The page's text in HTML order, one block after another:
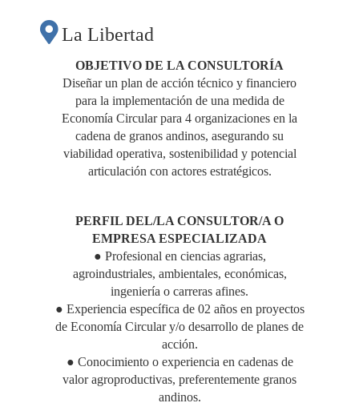
CIRCULAR PARA LA
CADENA
PRODUCTIVA DE
GRANOS ANDINOS"
La Libertad
OBJETIVO DE LA CONSULTORÍA
Diseñar un plan de acción técnico y financiero
para la implementación de una medida de
Economía Circular para 4 organizaciones en la
cadena de granos andinos, asegurando su
viabilidad operativa, sostenibilidad y potencial
articulación con actores estratégicos.
PERFIL DEL/LA CONSULTOR/A O
EMPRESA ESPECIALIZADA
● Profesional en ciencias agrarias,
agroindustriales, ambientales, económicas,
ingeniería o carreras afines.
● Experiencia específica de 02 años en proyectos
de Economía Circular y/o desarrollo de planes de
acción.
● Conocimiento o experiencia en cadenas de
valor agroproductivas, preferentemente granos
andinos.